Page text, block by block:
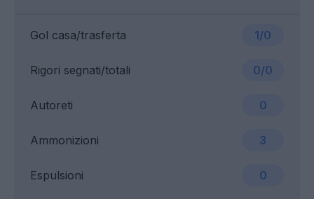
Gol casa/trasferta 1/0
Ammonizioni 3
Rigori segnati/totali 0/0
Espulsioni 0
Autoreti 0